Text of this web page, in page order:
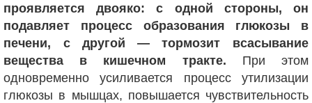
проявляется двояко: с одной стороны, он
подавляет процесс образования глюкозы в
печени, с другой — тормозит всасывание
вещества в кишечном тракте. При этом
одновременно усиливается процесс утилизации
глюкозы в мышцах, повышается чувствительность